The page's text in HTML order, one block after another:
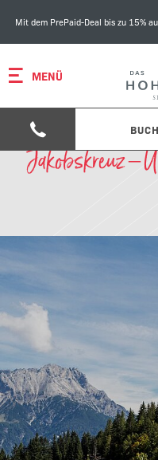
Mit dem PrePaid-Deal bis zu 15%
MENÜ
Jakobskreuz –